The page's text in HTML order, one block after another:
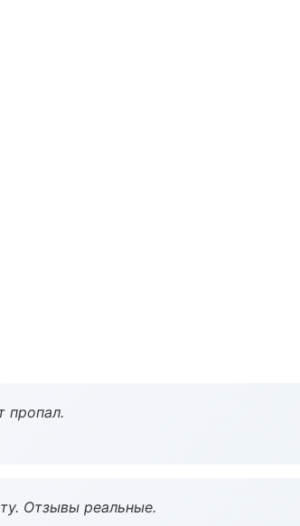
пропал.
Отзывы реальные.